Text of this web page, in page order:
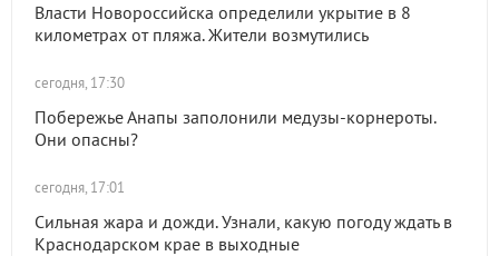
Власти Новороссийска определили укрытие в 8
километрах от пляжа. Жители возмутились
сегодня, 17:30
Побережье Анапы заполонили медузы-корнероты.
Они опасны?
сегодня, 17:01
Сильная жара и дожди. Узнали, какую погоду ждать в
Краснодарском крае в выходные